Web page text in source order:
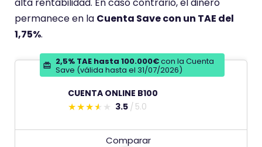
permanece en la Cuenta Save con un TAE del
1,75%.
2,5% TAE hasta 100.000€con la Cuenta
Save (válida hasta el 31/07/2026)
CUENTA ONLINE B100
E
s
3.5 5.0
Comparar